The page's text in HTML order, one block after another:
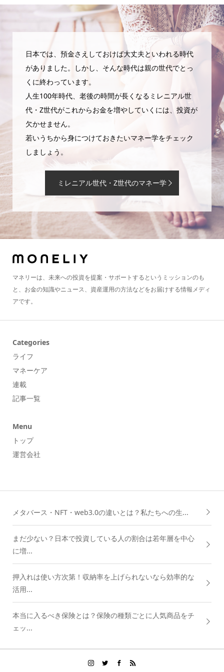
日本では、預金さえしておけば大丈夫といわれる時代
がありました。しかし、そんな時代は親の世代でとっ
くに終わっています。
人生100年時代、老後の時間が長くなるミレニアル世
代・Z世代がこれからお金を増やしていくには、投資が
欠かせません。
若いうちから身につけておきたいマネー学をチェック
しましょう。
ミレニアル世代・Z世代のマネー学
マネリーは、未来への投資を提案・サポートするというミッションのも
と、お金の知識やニュース、資産運用の方法などをお届けする情報メディ
アです。
Categories
ライフ
マネーケア
連載
記事一覧
Menu
トップ
運営会社
メタバース・NFT・web3.0の違いとは？私たちへの生...
まだ少ない？日本で投資している人の割合は若年層を中心
に増...
押入れは使い方次第！収納率を上げられないなら効率的な
活用...
本当に入るべき保険とは？保険の種類ごとに人気商品をチ
ェッ...